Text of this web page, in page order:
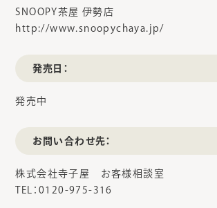
SNOOPY茶屋 伊勢店
http://www.snoopychaya.jp/
発売日：
発売中
お問い合わせ先：
株式会社寺子屋 お客様相談室
TEL：0120-975-316